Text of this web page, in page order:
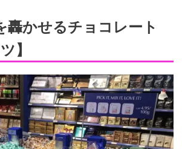
かせるチョコレート
】